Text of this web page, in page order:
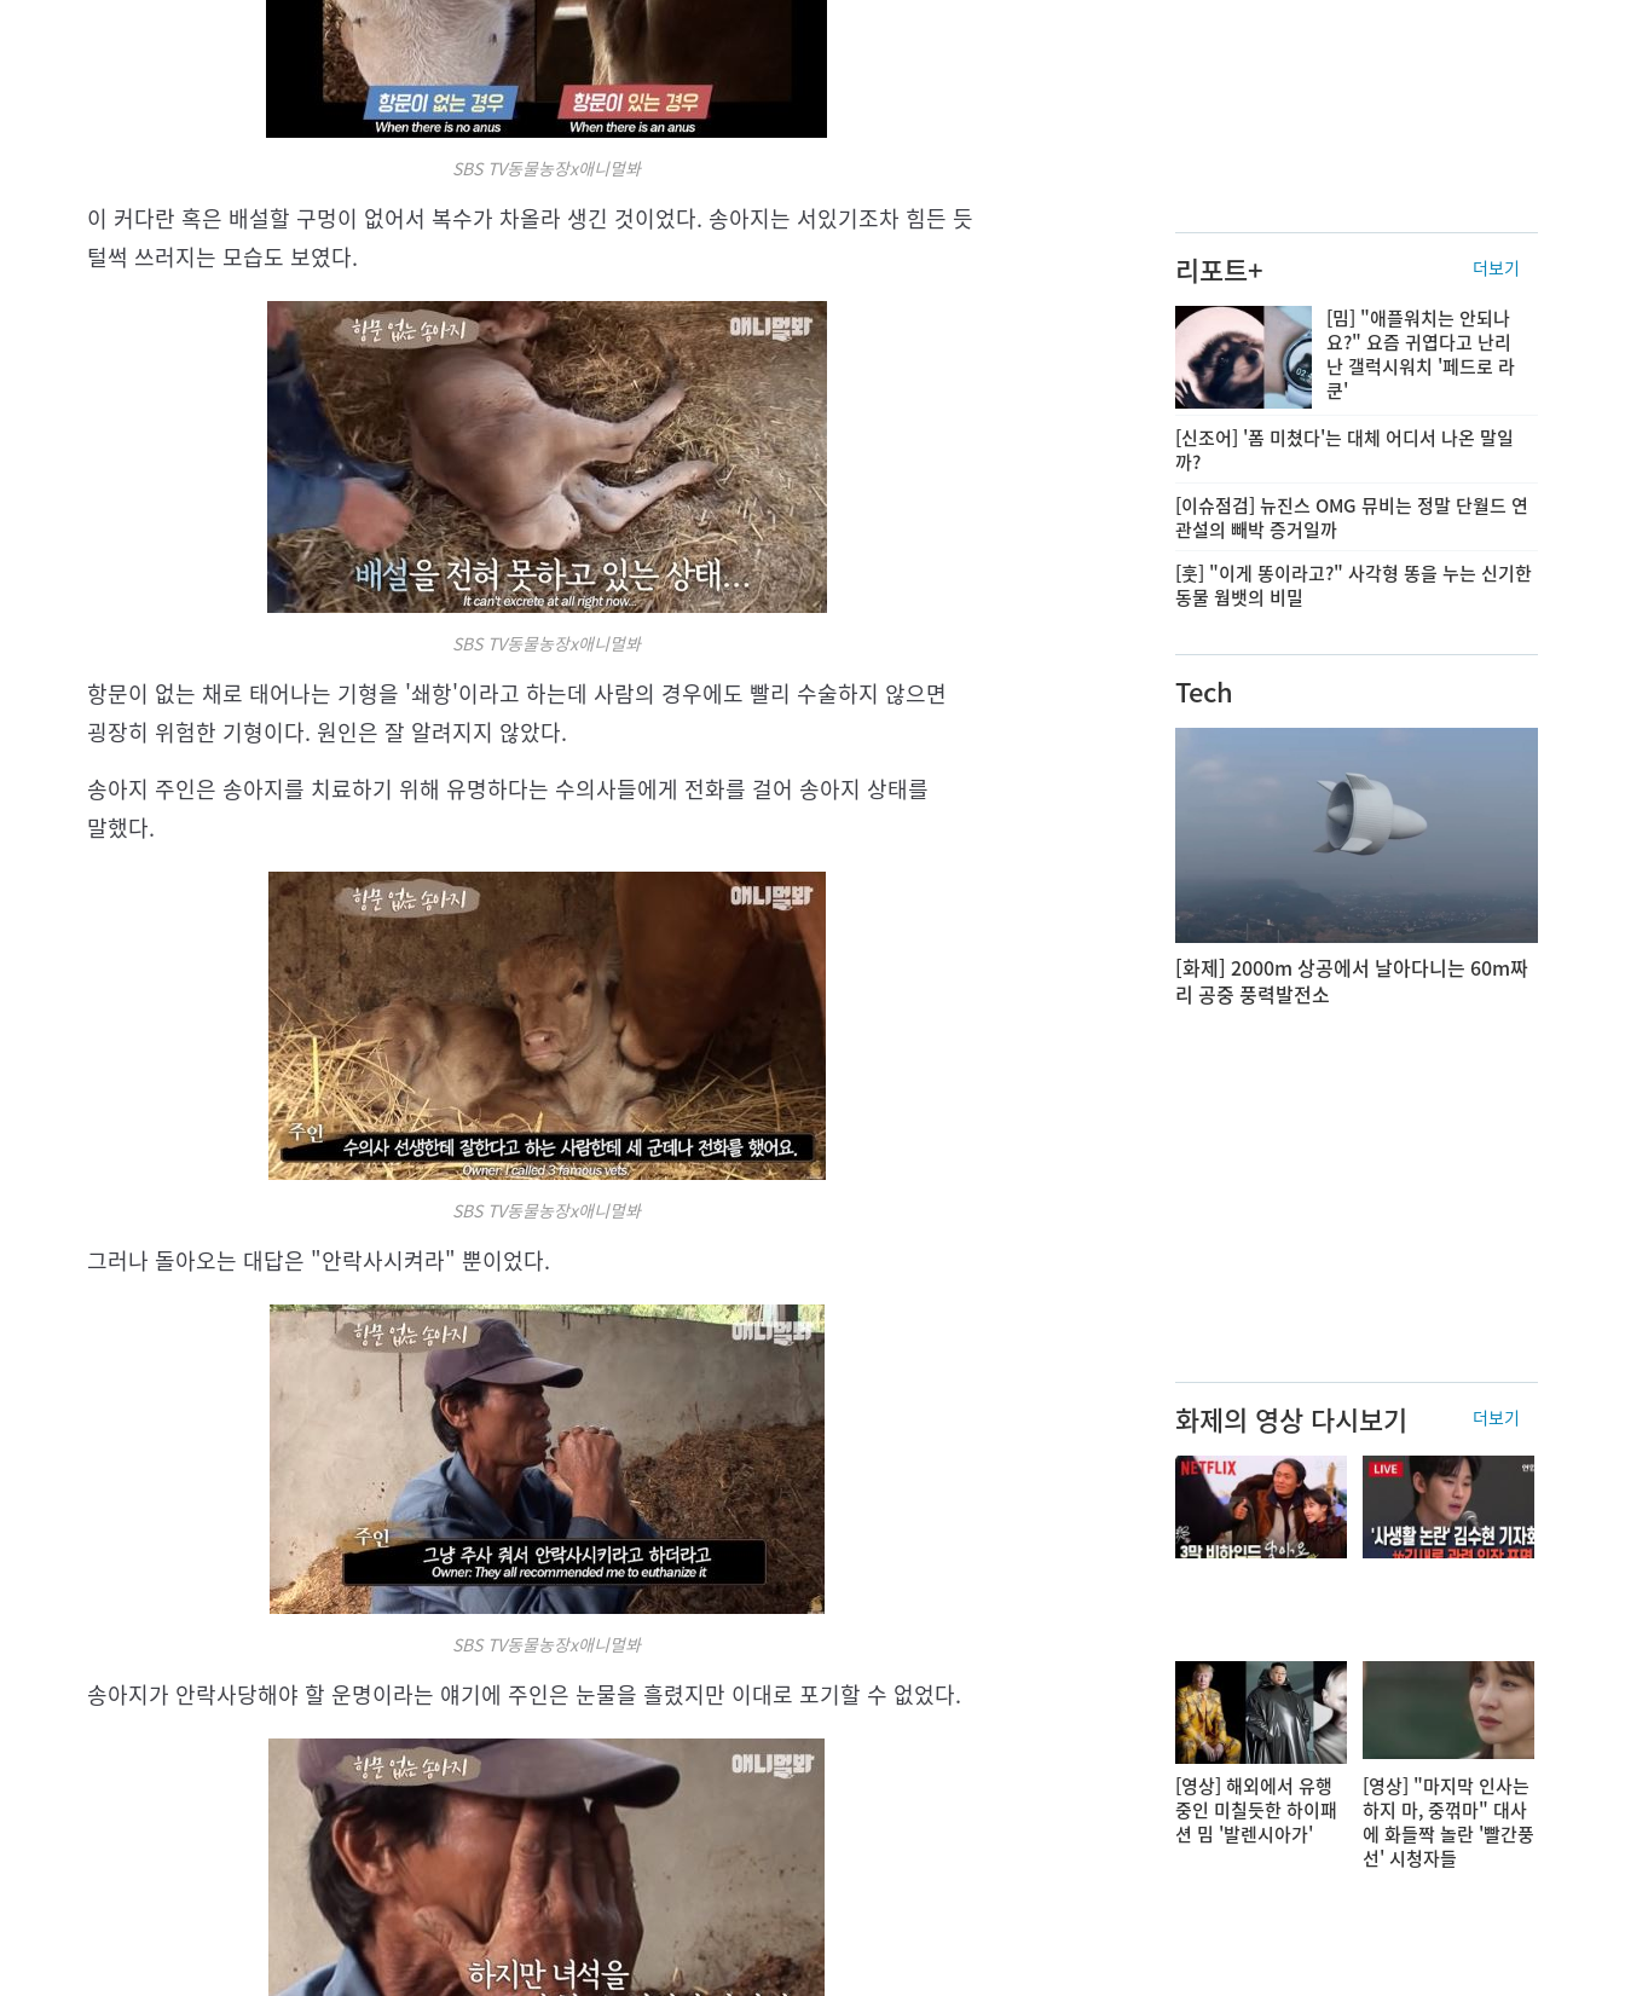
SBS TV동물농장x애니멀봐
이 커다란 혹은 배설할 구멍이 없어서 복수가 차올라 생긴 것이었다. 송아지는 서있기조차 힘든 듯
털썩 쓰러지는 모습도 보였다.
SBS TV동물농장x애니멀봐
항문이 없는 채로 태어나는 기형을 '쇄항'이라고 하는데 사람의 경우에도 빨리 수술하지 않으면
굉장히 위험한 기형이다. 원인은 잘 알려지지 않았다.
송아지 주인은 송아지를 치료하기 위해 유명하다는 수의사들에게 전화를 걸어 송아지 상태를
말했다.
SBS TV동물농장x애니멀봐
그러나 돌아오는 대답은 "안락사시켜라" 뿐이었다.
SBS TV동물농장x애니멀봐
송아지가 안락사당해야 할 운명이라는 얘기에 주인은 눈물을 흘렸지만 이대로 포기할 수 없었다.
리포트+ 더보기
[밈] "애플워치는 안되나
요?" 요즘 귀엽다고 난리
난 갤럭시워치 '페드로 라
쿤'
[신조어] '폼 미쳤다'는 대체 어디서 나온 말일
까?
[이슈점검] 뉴진스 OMG 뮤비는 정말 단월드 연
관설의 빼박 증거일까
[훗] "이게 똥이라고?" 사각형 똥을 누는 신기한
동물 웜뱃의 비밀
Tech
[화제] 2000m 상공에서 날아다니는 60m짜
리 공중 풍력발전소
화제의 영상 다시보기 더보기
[영상] 해외에서 유행
중인 미칠듯한 하이패
션 밈 '발렌시아가'
[영상] "마지막 인사는
하지 마, 중꺾마" 대사
에 화들짝 놀란 '빨간풍
선' 시청자들